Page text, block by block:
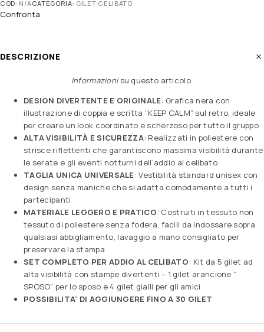
COD: N/ACATEGORIA: GILET CELIBATO
Confronta
DESCRIZIONE
Informazionisu questo articolo.
DESIGN DIVERTENTE E ORIGINALE: Grafica nera con
illustrazione di coppia e scritta “KEEP CALM” sul retro, ideale
per creare un look coordinato e scherzoso per tutto il gruppo
ALTA VISIBILITÀ E SICUREZZA: Realizzati in poliestere con
strisce riflettenti che garantiscono massima visibilità durante
le serate e gli eventi notturni dell’addio al celibato
TAGLIA UNICA UNIVERSALE: Vestibilità standard unisex con
design senza maniche che si adatta comodamente a tutti i
partecipanti
MATERIALE LEGGERO E PRATICO: Costruiti in tessuto non
tessuto di poliestere senza fodera, facili da indossare sopra
qualsiasi abbigliamento, lavaggio a mano consigliato per
preservare la stampa
SET COMPLETO PER ADDIO AL CELIBATO: Kit da 5 gilet ad
alta visibilità con stampe divertenti – 1 gilet arancione ”
SPOSO” per lo sposo e 4 gilet gialli per gli amici
POSSIBILITA’ DI AGGIUNGERE FINO A 30 GILET